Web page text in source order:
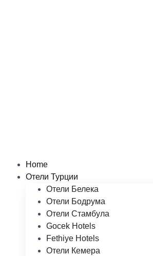
Home
Отели Турции
Отели Белека
Отели Бодрума
Отели Стамбула
Gocek Hotels
Fethiye Hotels
Отели Кемера